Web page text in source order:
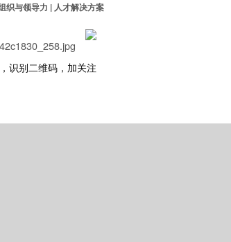
织与领导力 | 人才解决方案
识别二维码，加关注